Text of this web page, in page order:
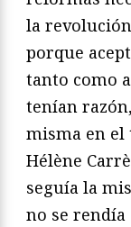
la
porque
tanto como
tenían
misma en el
Hélène
seguía la
no se